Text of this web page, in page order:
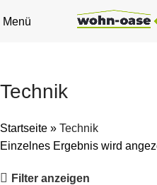
Menü
Technik
Startseite » Technik
Einzelnes Ergebnis wird
Filter anzeigen